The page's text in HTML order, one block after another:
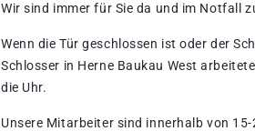
Wir sind immer für Sie da und im Notfall
Wenn die Tür geschlossen ist oder der
Schlosser in Herne Baukau West
die Uhr.
Unsere Mitarbeiter sind innerhalb von